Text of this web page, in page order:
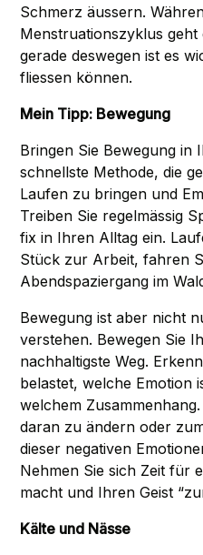
Schmerz äussern.
Menstruationszyklus
gerade deswegen ist es
fliessen können.
Mein Tipp: Bewegung
Bringen Sie Bewegung in
schnellste Methode, die
Laufen zu bringen und
Treiben Sie regelmässig
fix in Ihren Alltag ein.
Stück zur Arbeit, fahren
Abendspaziergang im
Bewegung ist aber nicht
verstehen. Bewegen Sie
nachhaltigste Weg.
belastet, welche Emotion
welchem
daran zu ändern oder
dieser negativen
Nehmen Sie sich Zeit für
macht und Ihren Geist
Kälte und Nässe